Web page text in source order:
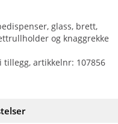
glass, brett,
og knaggrekke
tillegg, artikkelnr: 107856